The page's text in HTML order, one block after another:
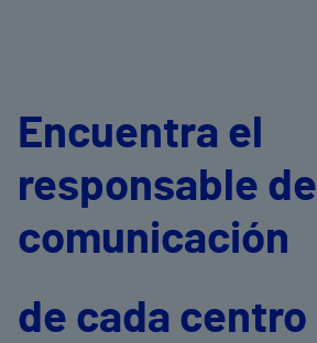
Encuentra el
responsable de
comunicación
de cada centro